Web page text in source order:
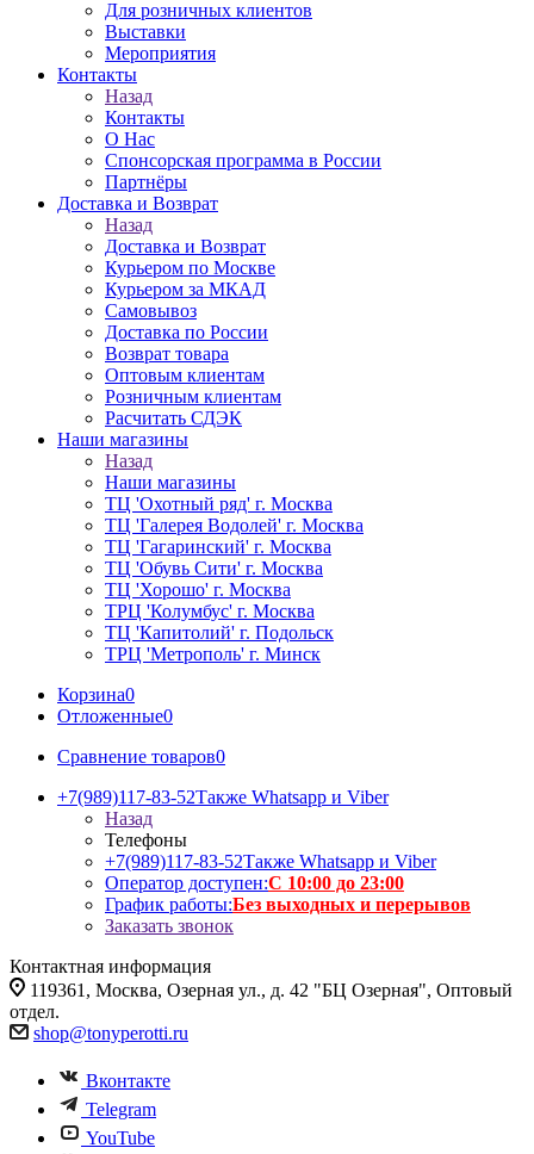
Для розничных клиентов
Выставки
Мероприятия
Контакты
Назад
Контакты
О Нас
Спонсорская программа в России
Партнёры
Доставка и Возврат
Назад
Доставка и Возврат
Курьером по Москве
Курьером за МКАД
Самовывоз
Доставка по России
Возврат товара
Оптовым клиентам
Розничным клиентам
Расчитать СДЭК
Наши магазины
Назад
Наши магазины
ТЦ 'Охотный ряд' г. Москва
ТЦ 'Галерея Водолей' г. Москва
ТЦ 'Гагаринский' г. Москва
ТЦ 'Обувь Сити' г. Москва
ТЦ 'Хорошо' г. Москва
ТРЦ 'Колумбус' г. Москва
ТЦ 'Капитолий' г. Подольск
ТРЦ 'Метрополь' г. Минск
Корзина0
Отложенные0
Сравнение товаров0
+7(989)117-83-52Также Whatsapp и Viber
Назад
Телефоны
+7(989)117-83-52Также Whatsapp и Viber
Оператор доступен:С 10:00 до 23:00
График работы:Без выходных и перерывов
Заказать звонок
Контактная информация
119361, Москва, Озерная ул., д. 42 "БЦ Озерная", Оптовый
отдел.
shop@tonyperotti.ru
Вконтакте
Telegram
YouTube